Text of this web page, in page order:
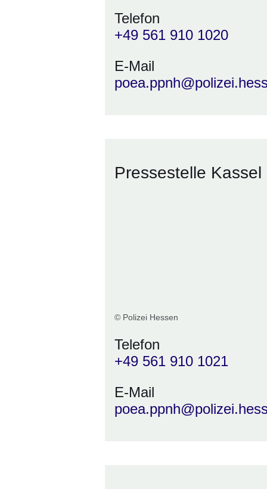
Telefon
+49 561 910 1020
E-Mail
Pressestelle Kassel
© Polizei Hessen
Telefon
+49 561 910 1021
E-Mail